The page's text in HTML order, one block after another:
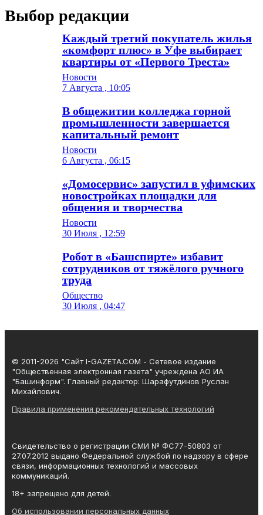
Выбор редакции
Каждый третий покупатель жилья
«комфорт плюс» в Уфе выбирает
квартиры от «Первого Треста»
Новости
7 Августа , 10:05
В общежитии колледжа горной
промышленности завершается
капитальный ремонт
Новости
6 Августа , 06:15
«Домосервис» запустил в уфимских
новостройках площадки для
общения и творчества
Новости
30 Июля , 12:59
Робот в «Башспирте» избавит
сотрудников от тяжёлого ручного
труда
Общество
30 Июля , 04:47
© 2011-2026 "Сайт I-GAZETA.COM - Сетевое издание
"Общественная электронная газета" учреждена АО ИА
"Башинформ". Главный редактор: Шарафутдинов Руслан
Михайлович.
Правила применения рекомендательных технологий
Свидетельство о регистрации СМИ № ФС77-50803 от
27.07.2012 выдано Федеральной службой по надзору в сфере
связи, информационных технологий и массовых
коммуникаций.
18+ запрещено для детей.
Об использовании персональных данных